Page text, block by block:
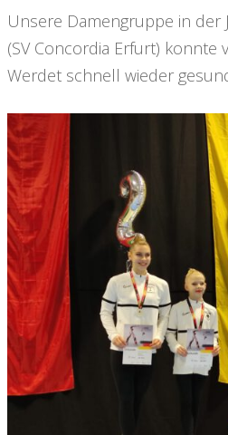
Unsere Damengruppe in der
(SV Concordia Erfurt)
Werdet schnell wieder